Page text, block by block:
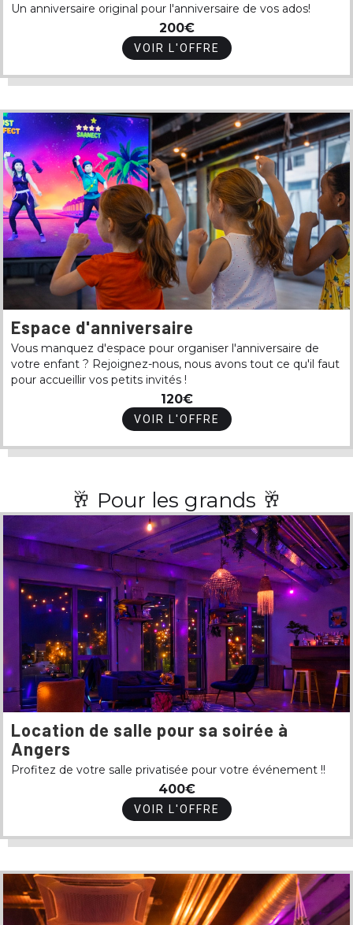
Un anniversaire original pour l'anniversaire de vos ados!
200€
VOIR L'OFFRE
Espace d'anniversaire
Vous manquez d'espace pour organiser l'anniversaire de
votre enfant ? Rejoignez-nous, nous avons tout ce qu'il faut
pour accueillir vos petits invités !
120€
VOIR L'OFFRE
🥂 Pour les grands 🥂
Location de salle pour sa soirée à
Angers
Profitez de votre salle privatisée pour votre événement !!
400€
VOIR L'OFFRE